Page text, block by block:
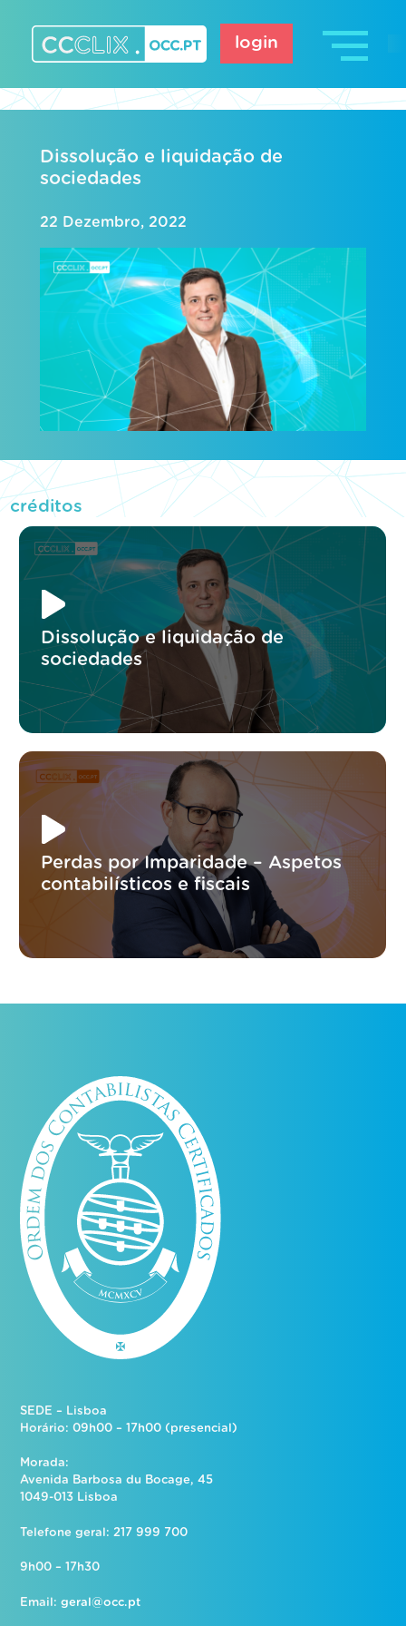
content
login
Dissolução e liquidação de
sociedades
22 Dezembro, 2022
créditos
Dissolução e liquidação de
sociedades
Perdas por Imparidade – Aspetos
contabilísticos e fiscais
SEDE – Lisboa
Horário: 09h00 – 17h00 (presencial)
Morada:
Avenida Barbosa du Bocage, 45
1049-013 Lisboa
Telefone geral: 217 999 700
9h00 – 17h30
Email:geral@occ.pt